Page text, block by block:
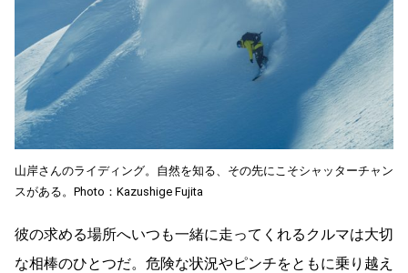
山岸さんのライディング。自然を知る、その先にこそシャッターチャン
スがある。Photo：Kazushige Fujita
彼の求める場所へいつも一緒に走ってくれるクルマは大切
な相棒のひとつだ。危険な状況やピンチをともに乗り越え